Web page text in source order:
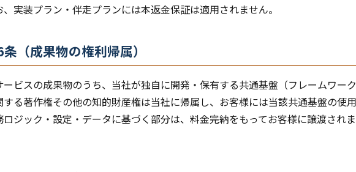
、実装プラン・伴走プランには本返金保証は適用されません。
（成果物の権利帰属）
ービスの成果物のうち、当社が独自に開発・保有する共通基盤（フレームワー
する著作権その他の知的財産権は当社に帰属し、お客様には当該共通基盤の使
ロジック・設定・データに基づく部分は、料金完納をもってお客様に譲渡され